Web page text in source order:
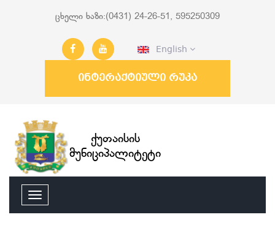
ცხელი ხაზი:(0431) 24-26-51, 595250309
English
ინტერაქტიული რუკა
ქუთაისის
მუნიციპალიტეტი